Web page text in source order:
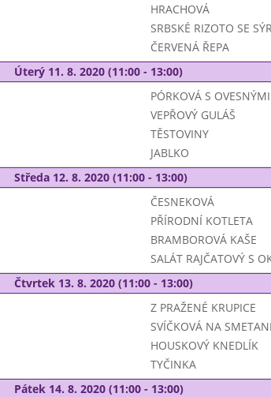
HRACHOVÁ
SRBSKÉ RIZOTO SE
ČERVENÁ ŘEPA
Úterý 11. 8. 2020 (11:00 - 13:00)
PÓRKOVÁ S
VEPŘOVÝ GULÁŠ
TĚSTOVINY
JABLKO
Středa 12. 8. 2020 (11:00 - 13:00)
ČESNEKOVÁ
PŘÍRODNÍ KOTLETA
BRAMBOROVÁ KAŠE
SALÁT RAJČATOVÝ S
Čtvrtek 13. 8. 2020 (11:00 - 13:00)
Z PRAŽENÉ KRUPICE
SVÍČKOVÁ NA
HOUSKOVÝ KNEDLÍK
TYČINKA
Pátek 14. 8. 2020 (11:00 - 13:00)